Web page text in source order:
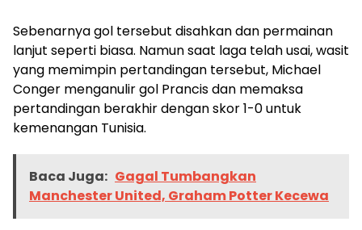
Sebenarnya gol tersebut disahkan dan permainan
lanjut seperti biasa. Namun saat laga telah usai, wasit
yang memimpin pertandingan tersebut, Michael
Conger menganulir gol Prancis dan memaksa
pertandingan berakhir dengan skor 1-0 untuk
kemenangan Tunisia.
Baca Juga: Gagal Tumbangkan
Manchester United, Graham Potter Kecewa